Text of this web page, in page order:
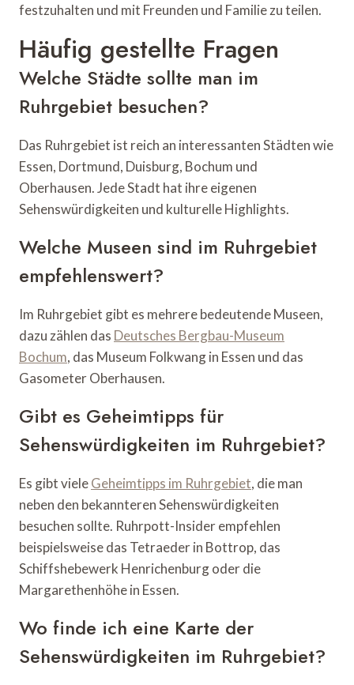
festzuhalten und mit Freunden und Familie zu teilen.
Häufig gestellte Fragen
Welche Städte sollte man im
Ruhrgebiet besuchen?
Das Ruhrgebiet ist reich an interessanten Städten wie
Essen, Dortmund, Duisburg, Bochum und
Oberhausen. Jede Stadt hat ihre eigenen
Sehenswürdigkeiten und kulturelle Highlights.
Welche Museen sind im Ruhrgebiet
empfehlenswert?
Im Ruhrgebiet gibt es mehrere bedeutende Museen,
dazu zählen das Deutsches Bergbau-Museum
Bochum, das Museum Folkwang in Essen und das
Gasometer Oberhausen.
Gibt es Geheimtipps für
Sehenswürdigkeiten im Ruhrgebiet?
Es gibt vieleGeheimtipps im Ruhrgebiet, die man
neben den bekannteren Sehenswürdigkeiten
besuchen sollte. Ruhrpott-Insider empfehlen
beispielsweise das Tetraeder in Bottrop, das
Schiffshebewerk Henrichenburg oder die
Margarethenhöhe in Essen.
Wo finde ich eine Karte der
Sehenswürdigkeiten im Ruhrgebiet?